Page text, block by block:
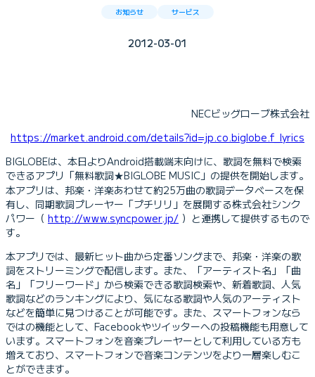
お知らせ サービス
2012-03-01
NECビッグローブ株式会社
https://market.android.com/details?id=jp.co.biglobe.f_lyrics
BIGLOBEは、本日よりAndroid搭載端末向けに、歌詞を無料で検索
できるアプリ「無料歌詞★BIGLOBE MUSIC」の提供を開始します。
本アプリは、邦楽・洋楽あわせて約25万曲の歌詞データベースを保
有し、同期歌詞プレーヤー「プチリリ」を展開する株式会社シンク
パワー（ http://www.syncpower.jp/ ）と連携して提供するもので
す。
本アプリでは、最新ヒット曲から定番ソングまで、邦楽・洋楽の歌
詞をストリーミングで配信します。また、「アーティスト名」「曲
名」「フリーワード」から検索できる歌詞検索や、新着歌詞、人気
歌詞などのランキングにより、気になる歌詞や人気のアーティスト
などを簡単に見つけることが可能です。また、スマートフォンなら
ではの機能として、Facebookやツイッターへの投稿機能も用意して
います。スマートフォンを音楽プレーヤーとして利用している方も
増えており、スマートフォンで音楽コンテンツをより一層楽しむこ
とができます。